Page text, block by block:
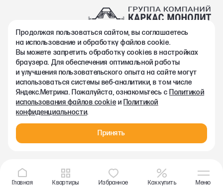
2002-2026. Группа компаний Каркас Монолит
Политика конфиденциальности
Правовая информация
Согласие на обработку персональных данных
Согласие на получение рекламно-информационных материалов
Любая информация, представленная на данном сайте, носит
исключительно информационный характер и ни при каких
условиях не является публичной офертой, определяемой
Главная Квартиры Избранное Как купить Меню
Продолжая пользоваться сайтом, вы соглашаетесь
на использование и обработку файлов cookie.
Вы можете запретить обработку сookies в настройках
браузера. Для обеспечения оптимальной работы
и улучшения пользовательского опыта на сайте могут
использоваться системы веб-аналитики, в том числе
Яндекс.Метрика. Пожалуйста, ознакомьтесь с Политикой
использования файлов cookieи Политикой
конфиденциальности.
Принять